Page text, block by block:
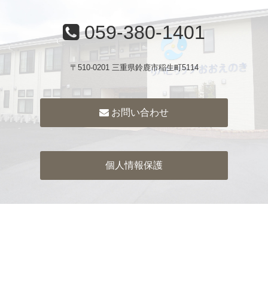
059-380-1401
〒510-0201 三重県鈴鹿市稲生町5114
お問い合わせ
個人情報保護